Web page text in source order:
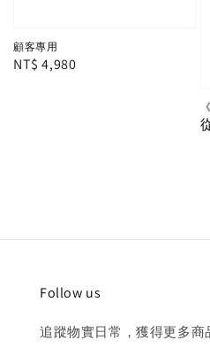
顧客專用
Regular
NT$ 4,980
Follow us
追蹤物實日常，獲得更多商